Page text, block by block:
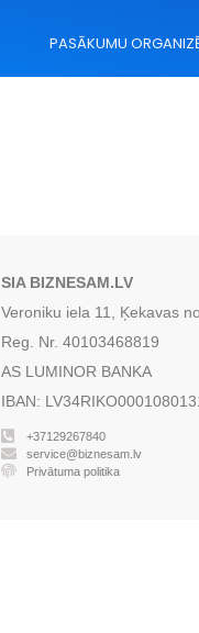
PASĀKUMU
SIA BIZNESAM.LV
Veroniku iela 11, Ķekavas
Reg. Nr. 40103468819
AS LUMINOR BANKA
IBAN:
+37129267840
service@biznesam.lv
Privātuma politika